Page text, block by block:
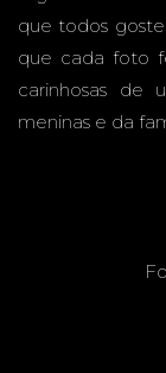
que todos
que cada foto
carinhosas de
meninas e da